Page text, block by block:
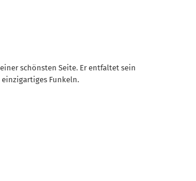
schönsten Seite. Er entfaltet sein
einzigartiges Funkeln.